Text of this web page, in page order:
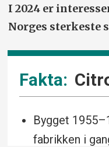
I 2024 er
Norges sterkeste
Bygget
fabrikken i